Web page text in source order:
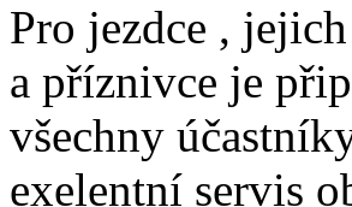
Pro jezdce ,
a příznivce je
všechny
exelentní servis